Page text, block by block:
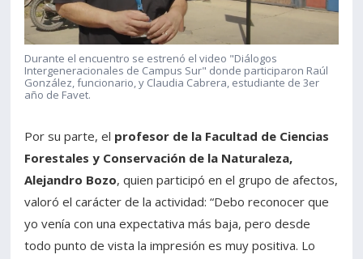
Durante el encuentro se estrenó el video "Diálogos
Intergeneracionales de Campus Sur" donde participaron Raúl
González, funcionario, y Claudia Cabrera, estudiante de 3er
año de Favet.
Por su parte, el profesor de la Facultad de Ciencias
Forestales y Conservación de la Naturaleza,
Alejandro Bozo, quien participó en el grupo de afectos,
valoró el carácter de la actividad: “Debo reconocer que
yo venía con una expectativa más baja, pero desde
todo punto de vista la impresión es muy positiva. Lo